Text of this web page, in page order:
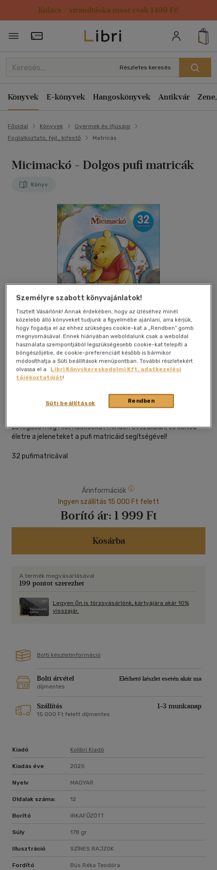
Kulacs / strandtáska most csak 1499 Ft!
Törzsvásárlói Kártya adatai
Részletes keresés
Könyvek E-könyvek Hangoskönyvek Antikvár
Főoldal Könyvek
Gyermek és ifjúsági
Foglalkoztató, fejl., kifestő
Matricás
Micimackó - Dolgos pufi matricák
Könyv
Kívánságlistához adom Megosztom
Kolibri Kiadó|2025|magyar nyelvű|irkafűzött|12 oldal
Látogasd meg Micimackóékat minden évszakban, és keltsd
életre a jeleneteket a pufi matricáid segítségével!
32 pufimatricával
Árinformációk
Ingyen szállítás 15 000 Ft felett
Borító ár: 1 999 Ft
Kosárba
A termék megvásárlásával
199 pontot szerezhet
Legyen Ön is törzsvásárlónk, kártyájára akár 10%
visszajár.
Bolti készletinformáció
Bolti átvétel
Elérhető készlet esetén akár ma
díjmentes
Szállítás 1-3 munkanap
15 000 Ft felett díjmentes
Kiadó Kolibri Kiadó
Kiadás éve 2025
Nyelv MAGYAR
Oldalak száma: 12
Borító IRKAFŰZÖTT
Súly 178 gr
Illusztráció SZÍNES RAJZOK
Fordító Bús Réka Teodóra
Személyre szabott könyvajánlatok!
Tisztelt Vásárlónk! Annak érdekében, hogy az ízléséhez minél
közelebb álló könyveket tudjunk a figyelmébe ajánlani, arra kérjük,
hogy fogadja el az ehhez szükséges cookie-kat a „Rendben” gomb
megnyomásával. Ennek hiányában weboldalunk csak a weboldal
használata szempontjából legszükségesebb cookie-kat telepíti a
böngészőjébe, de cookie-preferenciáit később is bármikor
módosíthatja a Süti beállítások menüpontban. További részletekért
olvassa el a
Libri Könyvkereskedelmi Kft. adatkezelési
tájékoztatóját!
Rendben
Süti beállítások